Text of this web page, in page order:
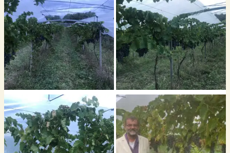
Meilleure photosynthèse grace a une plus grande couverture de
végétation,meilleure aération,plus grande compatibilité avec les adventices
spontanées,meilleure adaptation aux fortes chaleurs,meilleure position du
ceuilleur lors de la récolte .
Et enfin la possibilité de couvrir les tonnelles avec des protections de pluie.
Ancien élève de l'école d'agrobiologie de Beaujeu (1987)j' ai tout de suite
été sensibilisé a la pratique d'une agriculture respectueuse du sol et de ses
adventices qui ont toutes leurs raisons d'etre ...c'est ainsi que chaque sol
confère des subtilités aux fruits qui ne trompent pas les papilles des
amateurs.